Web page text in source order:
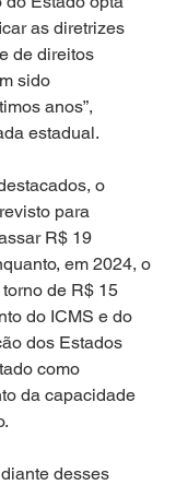
as diretrizes
de direitos
sido
anos”,
estadual.
o
para
R$ 19
em 2024, o
de R$ 15
do ICMS e do
dos Estados
como
da capacidade
desses